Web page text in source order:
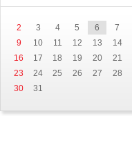
2
3 4 5 6 7
9
10 11 12 13 14
16
17 18 19 20 21
23
24 25 26 27 28
30
31